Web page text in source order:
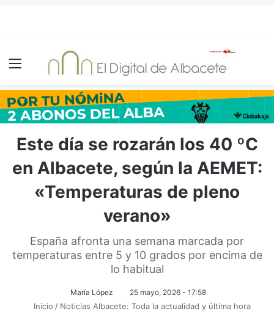
Menú
Este día se rozarán los 40 ºC
en Albacete, según la AEMET:
«Temperaturas de pleno
verano»
España afronta una semana marcada por
temperaturas entre 5 y 10 grados por encima de
lo habitual
María López 25 mayo, 2026 - 17:58
Inicio / Noticias Albacete: Toda la actualidad y última hora